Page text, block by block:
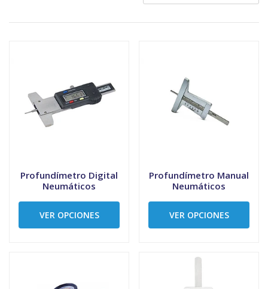
Profundímetro Digital
Neumáticos
VER OPCIONES
Profundímetro Manual
Neumáticos
VER OPCIONES